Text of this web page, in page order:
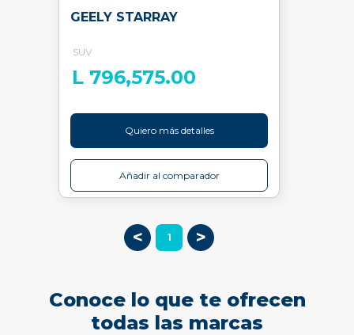
GEELY STARRAY
SUV
L 796,575.00
Quiero más detalles
Añadir al comparador
< 1 >
Conoce lo que te ofrecen
todas las marcas